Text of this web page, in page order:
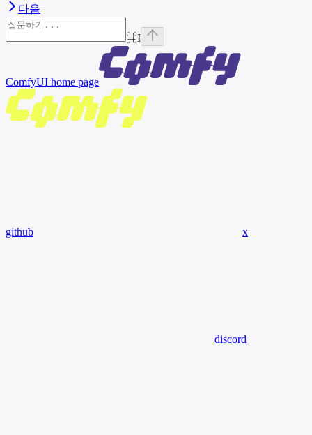
다음
⌘I
ComfyUI home page
github x
discord